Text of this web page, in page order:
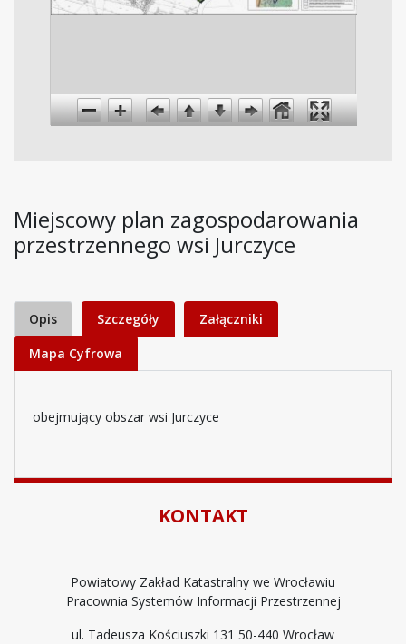
Miejscowy plan zagospodarowania
przestrzennego wsi Jurczyce
Opis Szczegóły
Załączniki
Mapa Cyfrowa
obejmujący obszar wsi Jurczyce
KONTAKT
Powiatowy Zakład Katastralny we Wrocławiu
Pracownia Systemów Informacji Przestrzennej
ul. Tadeusza Kościuszki 131 50-440 Wrocław